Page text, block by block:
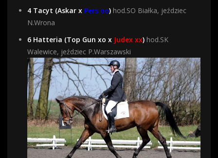
4 Tacyt (Askar x Pers oo) hod.SO Białka, jeździec
N.Wrona
6 Hatteria (Top Gun xo x Judex xx) hod.SK
Walewice, jeździec P.Warszawski